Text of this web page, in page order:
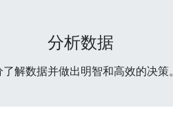
分析数据
了解数据并做出明智和高效的决策。